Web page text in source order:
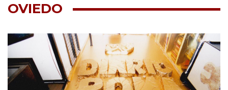
OVIEDO